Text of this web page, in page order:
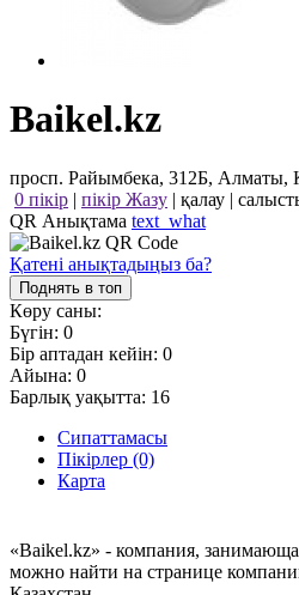
Baikel.kz
просп. Райымбека, 312Б, Алматы,
0 пікір | пікір Жазу | қалау |
QR Анықтама text_what
Қатені анықтадыңыз ба?
Поднять в топ
Көру саны:
Бүгін: 0
Бір аптадан кейін: 0
Айына: 0
Барлық уақытта: 16
Сипаттамасы
Пікірлер (0)
Карта
«Baikel.kz» - компания,
можно найти на странице